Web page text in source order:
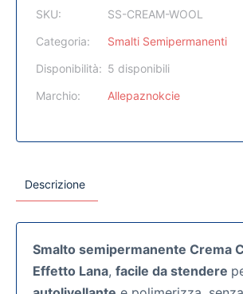
SKU:
SS-CREAM-WOOL
Categoria:
Smalti Semipermanenti
Disponibilità: 5 disponibili
Marchio:
Allepaznokcie
Descrizione
Smalto semipermanente Crema
Effetto Lana, facile da stendere